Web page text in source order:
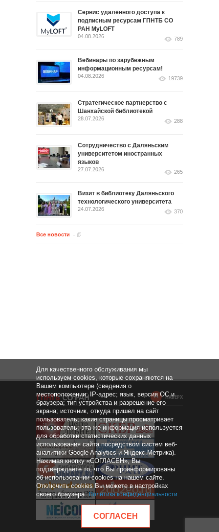
Сервис удалённого доступа к
подписным ресурсам ГПНТБ СО
РАН MyLOFT
04.08.2026 789
Вебинары по зарубежным
информационным ресурсам!
04.08.2026 19739
Стратегическое партнерство с
Шанхайской библиотекой
28.07.2026 288
Сотрудничество с Даляньским
университетом иностранных
языков
27.07.2026 265
Визит в библиотеку Даляньского
технологического университета
24.07.2026 370
Все новости
НАВЕРХ
Для качественного обслуживания мы
используем cookies, которые сохраняются на
Вашем компьютере (сведения о
местоположении; IP-адрес; язык, версия ОС и
браузера; тип устройства и разрешение его
экрана; источник, откуда пришел на сайт
пользователь; какие страницы просматривает
пользователь; эта же информация используется
для обработки статистических данных
использования сайта посредством систем веб-
аналитики Google Analytics и Яндекс.Метрика).
Нажимая кнопку «СОГЛАСЕН», Вы
подтверждаете то, что Вы проинформированы
об использовании cookies на нашем сайте.
Отключить cookies Вы можете в настройках
своего браузера.Политика конфиденциальности.
СОГЛАСЕН